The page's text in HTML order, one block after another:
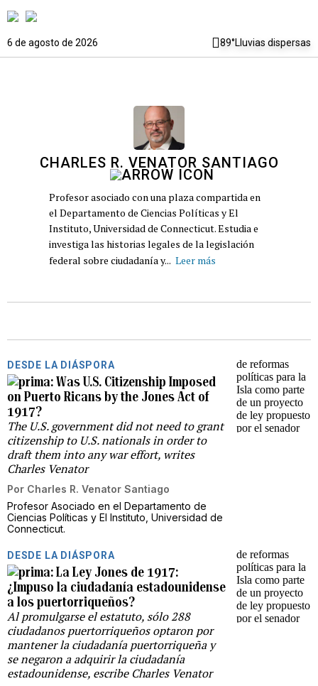
6 de agosto de 2026 89°Lluvias dispersas
CHARLES R. VENATOR SANTIAGO
Profesor asociado con una plaza compartida en
el Departamento de Ciencias Políticas y El
Instituto, Universidad de Connecticut. Estudia e
investiga las historias legales de la legislación
federal sobre ciudadanía y... Leer más
DESDE LA DIÁSPORA
Was U.S. Citizenship Imposed
on Puerto Ricans by the Jones Act of
1917?
The U.S. government did not need to grant
citizenship to U.S. nationals in order to
draft them into any war effort, writes
Charles Venator
Por Charles R. Venator Santiago
Profesor Asociado en el Departamento de
Ciencias Políticas y El Instituto, Universidad de
Connecticut.
DESDE LA DIÁSPORA
La Ley Jones de 1917:
¿Impuso la ciudadanía estadounidense
a los puertorriqueños?
Al promulgarse el estatuto, sólo 288
ciudadanos puertorriqueños optaron por
mantener la ciudadanía puertorriqueña y
se negaron a adquirir la ciudadanía
estadounidense, escribe Charles Venator